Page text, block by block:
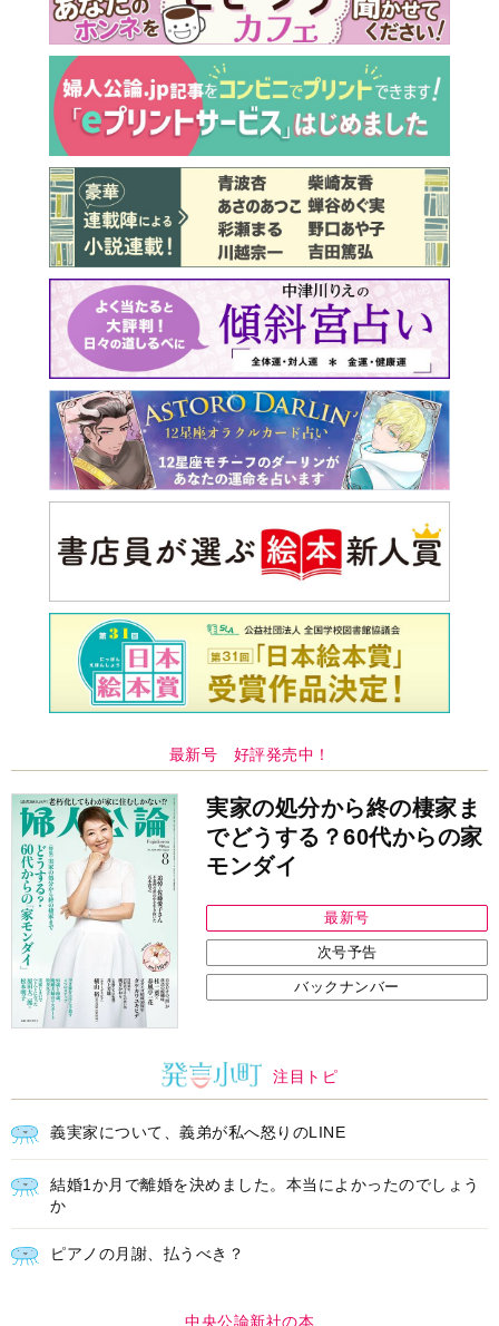
最新号 好評発売中！
実家の処分から終の棲家ま
でどうする？60代からの家
モンダイ
最新号
次号予告
バックナンバー
注目トピ
義実家について、義弟が私へ怒りのLINE
結婚1か月で離婚を決めました。本当によかったのでしょう
か
ピアノの月謝、払うべき？
中央公論新社の本